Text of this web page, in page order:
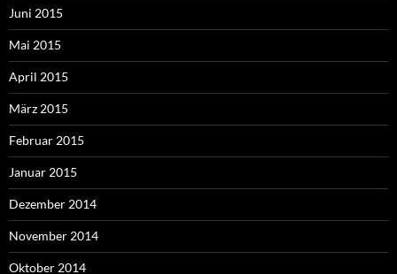
Juni 2015
Mai 2015
April 2015
März 2015
Februar 2015
Januar 2015
Dezember 2014
November 2014
Oktober 2014